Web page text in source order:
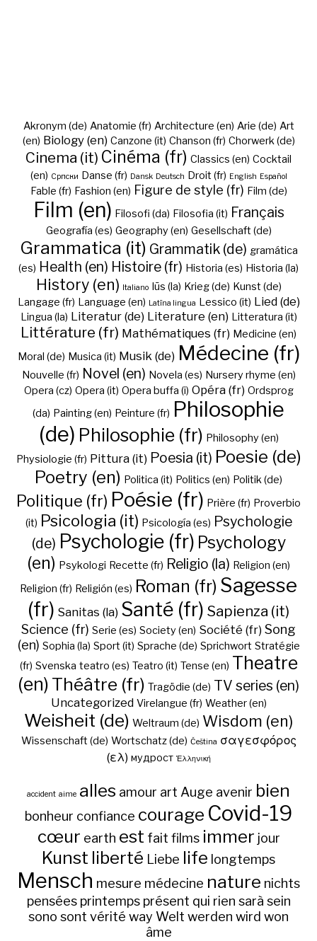
Akronym (de) Anatomie (fr) Architecture (en) Arie (de) Art
(en) Biology (en) Canzone (it) Chanson (fr) Chorwerk (de)
Cinema (it) Cinéma (fr) Classics (en) Cocktail
(en) Cрпски Danse (fr) Dansk Deutsch Droit (fr) English Español
Fable (fr) Fashion (en) Figure de style (fr) Film (de)
Film (en) Filosofi (da) Filosofia (it) Français
Geografía (es) Geography (en) Gesellschaft (de)
Grammatica (it) Grammatik (de) gramática
(es) Health (en) Histoire (fr) Historia (es) Historia (la)
History (en) Italiano Iūs (la) Krieg (de) Kunst (de)
Langage (fr) Language (en) Latīna lingua Lessico (it) Lied (de)
Lingua (la) Literatur (de) Literature (en) Litteratura (it)
Littérature (fr) Mathématiques (fr) Medicine (en)
Moral (de) Musica (it) Musik (de) Médecine (fr)
Nouvelle (fr) Novel (en) Novela (es) Nursery rhyme (en)
Opera (cz) Opera (it) Opera buffa (i) Opéra (fr) Ordsprog
(da) Painting (en) Peinture (fr) Philosophie
(de) Philosophie (fr) Philosophy (en)
Physiologie (fr) Pittura (it) Poesia (it) Poesie (de)
Poetry (en) Politica (it) Politics (en) Politik (de)
Politique (fr) Poésie (fr) Prière (fr) Proverbio
(it) Psicologia (it) Psicología (es) Psychologie
(de) Psychologie (fr) Psychology
(en) Psykologi Recette (fr) Religio (la) Religion (en)
Religion (fr) Religión (es) Roman (fr) Sagesse
(fr) Sanitas (la) Santé (fr) Sapienza (it)
Science (fr) Serie (es) Society (en) Société (fr) Song
(en) Sophia (la) Sport (it) Sprache (de) Sprichwort Stratégie
(fr) Svenska teatro (es) Teatro (it) Tense (en) Theatre
(en) Théâtre (fr) Tragödie (de) TV series (en)
Uncategorized Virelangue (fr) Weather (en)
Weisheit (de) Weltraum (de) Wisdom (en)
Wissenschaft (de) Wortschatz (de) Čeština σαγεσφόρος
(ελ) мудрост Ἑλληνική
accident aime alles amour art Auge avenir bien
bonheur confiance courage Covid-19
cœur earth est fait films immer jour
Kunst liberté Liebe life longtemps
Mensch mesure médecine nature nichts
pensées printemps présent qui rien sarà sein
sono sont vérité way Welt werden wird won
âme